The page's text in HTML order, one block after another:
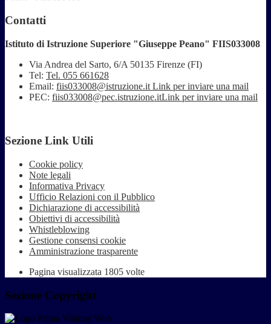
Contatti
Istituto di Istruzione Superiore "Giuseppe Peano" FIIS033008
Via Andrea del Sarto, 6/A 50135 Firenze (FI)
Tel: Tel. 055 661628
Email: fiis033008@istruzione.it Link per inviare una mail
PEC: fiis033008@pec.istruzione.itLink per inviare una mail
Sezione Link Utili
Cookie policy
Note legali
Informativa Privacy
Ufficio Relazioni con il Pubblico
Dichiarazione di accessibilità
Obiettivi di accessibilità
Whistleblowing
Gestione consensi cookie
Amministrazione trasparente
Pagina visualizzata 1805 volte
Sezione Copyright